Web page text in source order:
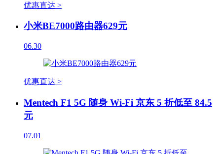
优惠直达 >
小米BE7000路由器629元
06.30
优惠直达 >
Mentech F1 5G 随身 Wi-Fi 京东 5 折低至 84.5
元
07.01